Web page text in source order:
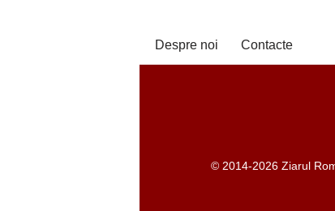
Despre noi Contacte
© 2014-2026 Ziarul